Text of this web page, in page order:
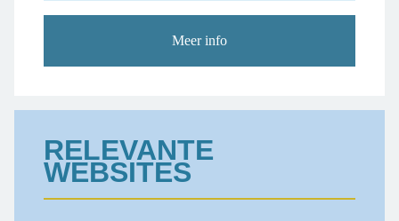
Meer info
RELEVANTE
WEBSITES